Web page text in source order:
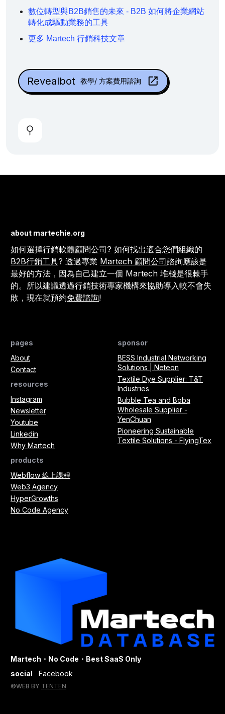
數位轉型與B2B銷售的未來 - B2B 如何將企業網站
轉化成驅動業務的工具
更多 Martech 行銷科技文章
Revealbot 教學/ 方案費用諮詢
about martechie.org
如何選擇行銷軟體顧問公司? 如何找出適合您們組織的
B2B行銷工具? 透過專業 Martech 顧問公司諮詢應該是
最好的方法，因為自己建立一個 Martech 堆棧是很棘手
的。所以建議透過行銷技術專家機構來協助導入較不會失
敗，現在就預約免費諮詢!
pages
About
Contact
resources
Instagram
Newsletter
Youtube
Linkedin
Why Martech
products
Webflow 線上課程
Web3 Agency
HyperGrowths
No Code Agency
sponsor
BESS Industrial Networking
Solutions | Neteon
Textile Dye Supplier: T&T
Industries
Bubble Tea and Boba
Wholesale Supplier -
YenChuan
Pioneering Sustainable
Textile Solutions - FlyingTex
Martech・No Code・Best SaaS Only
social
Facebook
©WEB BY TENTEN